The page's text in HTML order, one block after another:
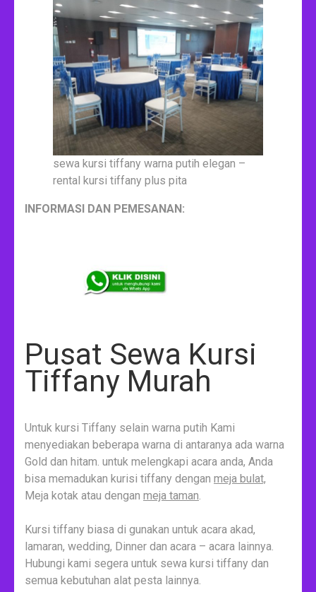
sewa kursi tiffany warna putih elegan –
rental kursi tiffany plus pita
INFORMASI DAN PEMESANAN:
Pusat Sewa Kursi
Tiffany Murah
Untuk kursi Tiffany selain warna putih Kami
menyediakan beberapa warna di antaranya ada warna
Gold dan hitam. untuk melengkapi acara anda, Anda
bisa memadukan kurisi tiffany dengan meja bulat,
Meja kotak atau dengan meja taman.
Kursi tiffany biasa di gunakan untuk acara akad,
lamaran, wedding, Dinner dan acara – acara lainnya.
Hubungi kami segera untuk sewa kursi tiffany dan
semua kebutuhan alat pesta lainnya.